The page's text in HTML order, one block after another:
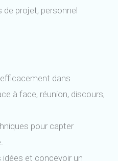
de projet, personnel
dans
à face, réunion, discours,
pour capter
idées et concevoir un